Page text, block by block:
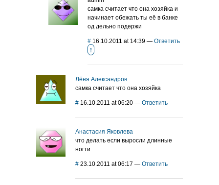
самка считает что она хозяйка и
начинает обежать ты её в банке
од дельно подержи
# 16.10.2011 at 14:39 — Ответить
↑
Лёня Александров
самка считает что она хозяйка
# 16.10.2011 at 06:20 — Ответить
Анастасия Яковлева
что делать если выросли длинные
ногти
# 23.10.2011 at 06:17 — Ответить